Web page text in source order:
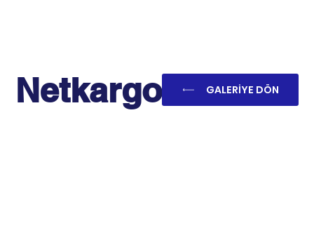
Netkargo GALERİYE DÖN